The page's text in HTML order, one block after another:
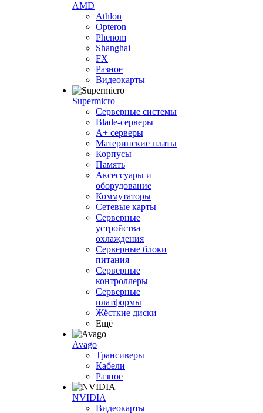
AMD
Athlon
Opteron
Phenom
Shanghai
FX
Разное
Видеокарты
Supermicro
Серверные системы
Blade-серверы
A+ серверы
Материнские платы
Корпусы
Память
Аксессуары и
оборудование
Коммутаторы
Сетевые карты
Серверные
устройства
охлаждения
Серверные блоки
питания
Серверные
контроллеры
Серверные
платформы
Жёсткие диски
Ещё
Avago
Трансиверы
Кабели
Разное
NVIDIA
Видеокарты